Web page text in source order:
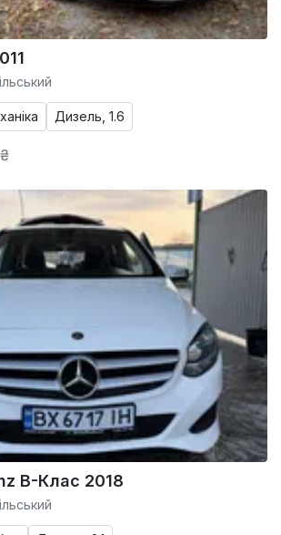
Дизель, 1.6
B-Клас 2018